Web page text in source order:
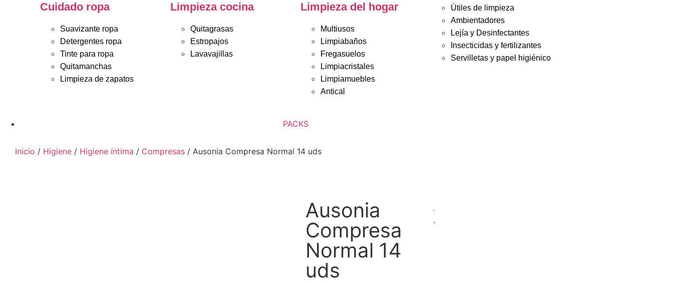
Cuidado ropa
Suavizante ropa
Detergentes ropa
Tinte para ropa
Quitamanchas
Limpieza de zapatos
Limpieza cocina
Quitagrasas
Estropajos
Lavavajillas
Limpieza del hogar
Multiusos
Limpiabaños
Fregasuelos
Limpiacristales
Limpiamuebles
Antical
Útiles de limpieza
Ambientadores
Lejía y Desinfectantes
Insecticidas y fertilizantes
Servilletas y papel higiénico
PACKS
Inicio / Higiene / Higiene íntima / Compresas / Ausonia Compresa Normal 14 uds
Ausonia
Compresa
Normal 14
uds